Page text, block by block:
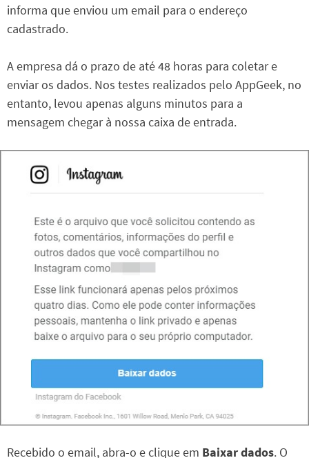
informa que enviou um email para o endereço
cadastrado.
A empresa dá o prazo de até 48 horas para coletar e
enviar os dados. Nos testes realizados pelo AppGeek, no
entanto, levou apenas alguns minutos para a
mensagem chegar à nossa caixa de entrada.
Recebido o email, abra-o e clique em Baixar dados. O